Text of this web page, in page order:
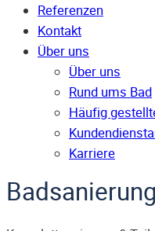
Referenzen
Kontakt
Über uns
Über uns
Rund ums Bad
Häufig
Karriere